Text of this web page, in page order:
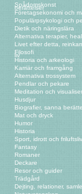
berättelser
Spådomskonst
Företagsekonomi och
Populärpsykologi och
Dietik och näringslära
Alternativa terapier,
Livet efter detta,
liv
Filosofi
Historia och arkeologi
Karriär och framgång
Alternativa trossystem
Pendlar och pekare
Meditation och
Husdjur
Biografier, sanna
Mat och dryck
Humor
Historia
Sport, idrott och friluftsliv
Fantasy
Romaner
Deckare
Resor och guider
Trädgård
Dejting, relationer,